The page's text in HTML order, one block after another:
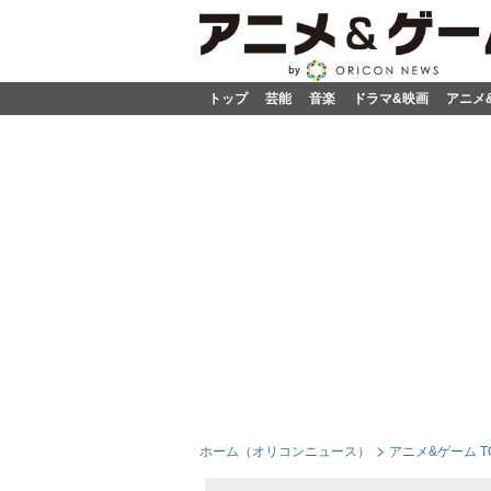
トップ 芸能 音楽 ドラマ&映画 アニメ
ホーム（オリコンニュース） アニメ&ゲーム